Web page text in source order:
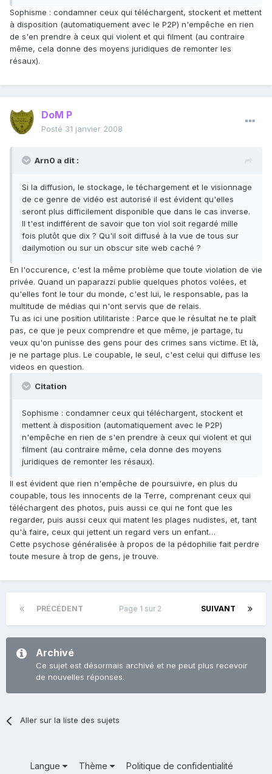
Sophisme : condamner ceux qui téléchargent, stockent et mettent
à disposition (automatiquement avec le P2P) n'empêche en rien
de s'en prendre à ceux qui violent et qui filment (au contraire
même, cela donne des moyens juridiques de remonter les
résaux).
DoM P
Posté 31 janvier 2008
Arn0 a dit :
Si la diffusion, le stockage, le téchargement et le visionnage
de ce genre de vidéo est autorisé il est évident qu'elles
seront plus difficilement disponible que dans le cas inverse.
Il t'est indifférent de savoir que ton viol soit regardé mille
fois plutôt que dix ? Qu'il soit diffusé à la vue de tous sur
dailymotion ou sur un obscur site web caché ?
En l'occurence, c'est la même problème que toute violation de vie
privée. Quand un paparazzi publie quelques photos volées, et
qu'elles font le tour du monde, c'est lui, le responsable, pas la
multitude de médias qui n'ont servis que de relais.
Tu as ici une position utilitariste : Parce que le résultat ne te plaît
pas, ce que je peux comprendre et que même, je partage, tu
veux qu'on punisse des gens pour des crimes sans victime. Et là,
je ne partage plus. Le coupable, le seul, c'est celui qui diffuse les
videos en question.
Citation
Sophisme : condamner ceux qui téléchargent, stockent et
mettent à disposition (automatiquement avec le P2P)
n'empêche en rien de s'en prendre à ceux qui violent et qui
filment (au contraire même, cela donne des moyens
juridiques de remonter les résaux).
Il est évident que rien n'empêche de poursuivre, en plus du
coupable, tous les innocents de la Terre, comprenant ceux qui
téléchargent des photos, puis aussi ce qui ne font que les
regarder, puis aussi ceux qui matent les plages nudistes, et, tant
qu'à faire, ceux qui jettent un regard vers un enfant…
Cette psychose généralisée à propos de la pédophilie fait perdre
toute mesure à trop de gens, je trouve.
PRÉCÉDENT SUIVANT
Page 1 sur 2
Archivé
Ce sujet est désormais archivé et ne peut plus recevoir
de nouvelles réponses.
Aller sur la liste des sujets
Langue Thème
Politique de confidentialité